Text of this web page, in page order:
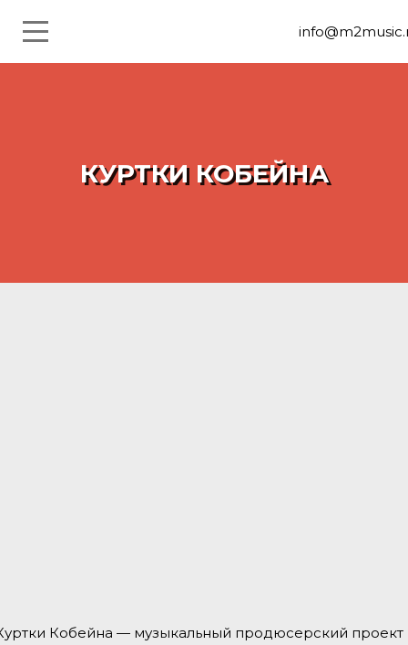
КУРТКИ КОБЕЙНА
Кобейна — музыкальный продюсерский проект